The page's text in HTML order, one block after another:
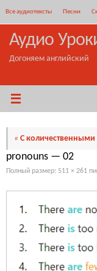
содержимому
Все аудиотексты Песни
Аудио
Догоняем английский
« С
pronouns — 02
Полный размер: 511 × 261